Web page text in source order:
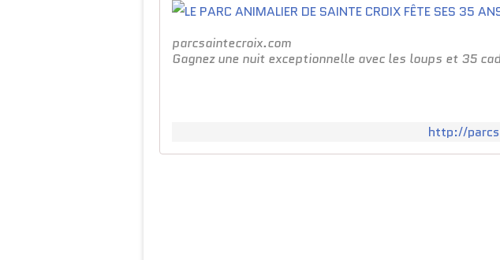
parcsaintecroix.com
Gagnez une nuit exceptionnelle avec les loups et 35
http://